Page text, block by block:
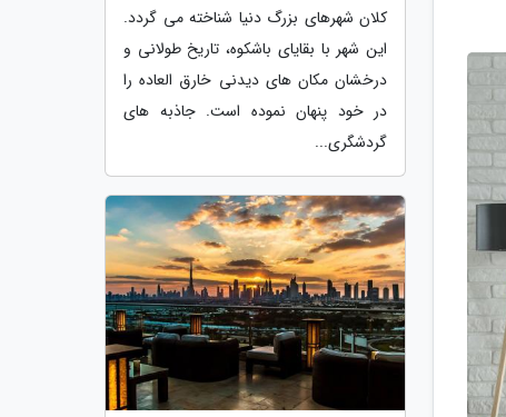
کلان شهرهای بزرگ دنیا شناخته می گردد.
این شهر با بقایای باشکوه، تاریخ طولانی و
درخشان مکان های دیدنی خارق العاده را
در خود پنهان نموده است. جاذبه های
گردشگری...